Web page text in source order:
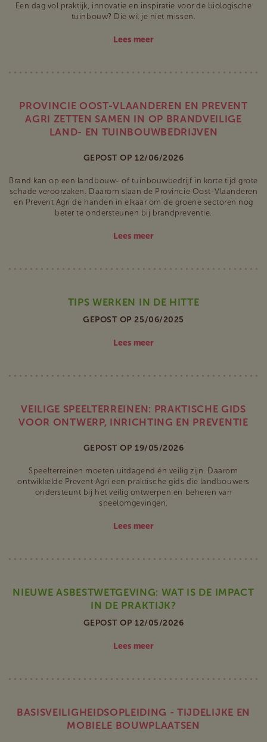
Een dag vol praktijk, innovatie en inspiratie voor de biologische
tuinbouw? Die wil je niet missen.
Lees meer
PROVINCIE OOST-VLAANDEREN EN PREVENT
AGRI ZETTEN SAMEN IN OP BRANDVEILIGE
LAND- EN TUINBOUWBEDRIJVEN
GEPOST OP 12/06/2026
Brand kan op een landbouw- of tuinbouwbedrijf in korte tijd grote
schade veroorzaken. Daarom slaan de Provincie Oost-Vlaanderen
en Prevent Agri de handen in elkaar om de groene sectoren nog
beter te ondersteunen bij brandpreventie.
Lees meer
TIPS WERKEN IN DE HITTE
GEPOST OP 25/06/2025
Lees meer
VEILIGE SPEELTERREINEN: PRAKTISCHE GIDS
VOOR ONTWERP, INRICHTING EN PREVENTIE
GEPOST OP 19/05/2026
Speelterreinen moeten uitdagend én veilig zijn. Daarom
ontwikkelde Prevent Agri een praktische gids die landbouwers
ondersteunt bij het veilig ontwerpen en beheren van
speelomgevingen.
Lees meer
NIEUWE ASBESTWETGEVING: WAT IS DE IMPACT
IN DE PRAKTIJK?
GEPOST OP 12/05/2026
Lees meer
BASISVEILIGHEIDSOPLEIDING - TIJDELIJKE EN
MOBIELE BOUWPLAATSEN